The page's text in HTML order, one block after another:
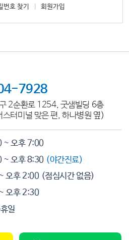
번호 찾기 회원가입
7928
2순환로 1254, 굿샘빌딩 6층
스터미널 맞은 편, 하나병원 옆)
~ 오후 7:00
~ 오후 8:30 (야간진료)
오후 2:00 (점심시간 없음)
오후 2:30
일